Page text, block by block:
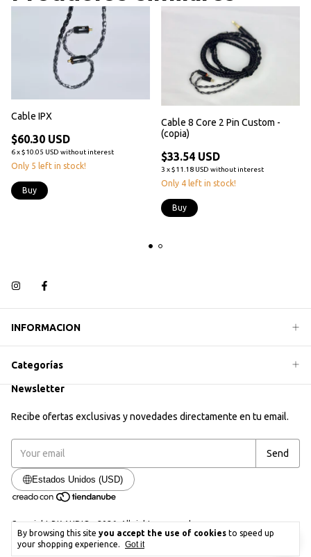
By browsing this site you accept the use of cookies to speed up
your shopping experience.
Got it
Cable IPX
$60.30 USD
6x$10.05 USD without interest
Only 5 left in stock!
Cable 8 Core 2 Pin Custom -
(copia)
$33.54 USD
3 x$11.18 USD without interest
Only 4 left in stock!
Buy
INFORMACION
Categorías
Newsletter
Recibe ofertas exclusivas y novedades directamente en tu email.
Estados Unidos (USD)
Copyright BK AUDIO - 2026. All rights reserved.